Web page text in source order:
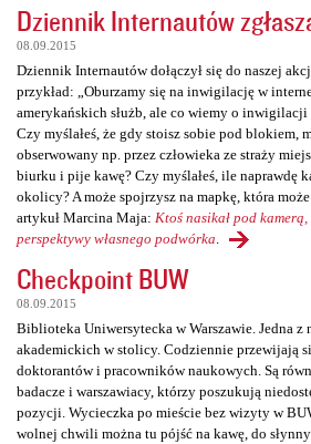
Dziennik Internautów
08.09.2015
Dziennik Internautów dołączył się do naszej
przykład: „Oburzamy się na inwigilację w
amerykańskich służb, ale co wiemy o inwigilacji
Czy myślałeś, że gdy stoisz sobie pod blokiem,
obserwowany np. przez człowieka ze straży
biurku i pije kawę? Czy myślałeś, ile naprawdę
okolicy? A może spojrzysz na mapkę, która
artykuł Marcina Maja: Ktoś nasikał pod
perspektywy własnego podwórka
Checkpoint BUW
08.09.2015
Biblioteka Uniwersytecka w Warszawie. Jedna
akademickich w stolicy. Codziennie przewijają
doktorantów i pracowników naukowych. Są
badacze i warszawiacy, którzy poszukują
pozycji. Wycieczka po mieście bez wizyty w
wolnej chwili można tu pójść na kawę, do